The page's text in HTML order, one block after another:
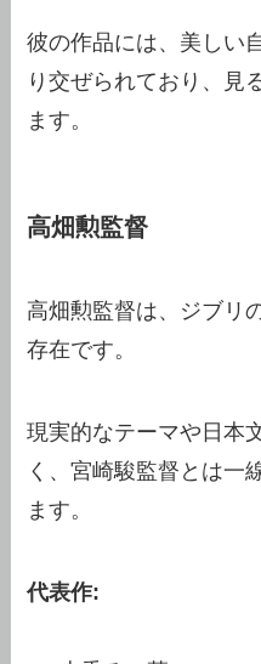
彼の作品には、美しい
り交ぜられており、見
ます。
高畑勲監督
高畑勲監督は、ジブリ
存在です。
現実的なテーマや日本
く、宮崎駿監督とは一
ます。
代表作: